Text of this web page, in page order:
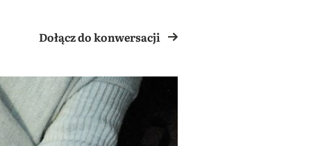
Dołącz do konwersacji